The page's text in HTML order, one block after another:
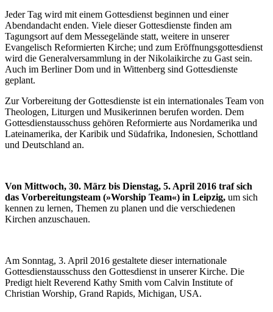
Jeder Tag wird mit einem Gottesdienst beginnen und einer
Abendandacht enden. Viele dieser Gottesdienste finden am
Tagungsort auf dem Messegelände statt, weitere in unserer
Evangelisch Reformierten Kirche; und zum Eröffnungsgottesdienst
wird die Generalversammlung in der Nikolaikirche zu Gast sein.
Auch im Berliner Dom und in Wittenberg sind Gottesdienste
geplant.
Zur Vorbereitung der Gottesdienste ist ein internationales Team von
Theologen, Liturgen und Musikerinnen berufen worden. Dem
Gottesdienstausschuss gehören Reformierte aus Nordamerika und
Lateinamerika, der Karibik und Südafrika, Indonesien, Schottland
und Deutschland an.
Von Mittwoch, 30. März bis Dienstag, 5. April 2016 traf sich
das Vorbereitungsteam (»Worship Team«) in Leipzig, um sich
kennen zu lernen, Themen zu planen und die verschiedenen
Kirchen anzuschauen.
Am Sonntag, 3. April 2016 gestaltete dieser internationale
Gottesdienstausschuss den Gottesdienst in unserer Kirche. Die
Predigt hielt Reverend Kathy Smith vom Calvin Institute of
Christian Worship, Grand Rapids, Michigan, USA.